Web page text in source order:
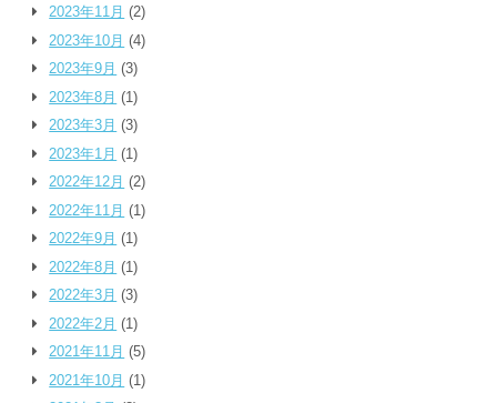
2023年11月 (2)
2023年10月 (4)
2023年9月 (3)
2023年8月 (1)
2023年3月 (3)
2023年1月 (1)
2022年12月 (2)
2022年11月 (1)
2022年9月 (1)
2022年8月 (1)
2022年3月 (3)
2022年2月 (1)
2021年11月 (5)
2021年10月 (1)